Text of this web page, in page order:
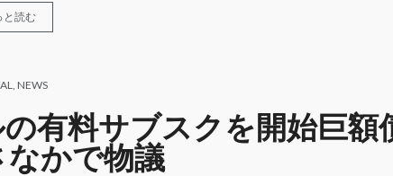
と読む
,NEWS
有料サブスクを開始巨額
かで物議